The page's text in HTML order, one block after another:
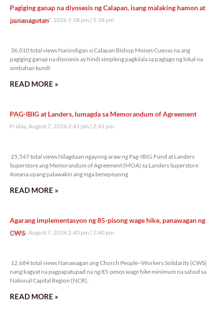
Pagiging ganap na diyosesis ng Calapan, isang malaking hamon at
pananagutan
Friday, August 7, 2026 5:18 pm 5:18 pm
36,010 total views Nanindigan si Calapan Bishop Moises Cuevas na ang
pagiging ganap na diyosesis ay hindi simpleng pagkilala sa paglago ng lokal na
simbahan kundi
READ MORE »
PAG-IBIG at Landers, lumagda sa Memorandum of Agreement
Friday, August 7, 2026 2:41 pm 2:41 pm
25,547 total views Nilagdaan ngayong araw ng Pag-IBIG Fund at Landers
Superstore ang Memorandum of Agreement (MOA) sa Landers Superstore
Aseana upang palawakin ang mga benepisyong
READ MORE »
Agarang implementasyon ng 85-pisong wage hike, panawagan ng
CWS
Friday, August 7, 2026 2:40 pm 2:40 pm
12,684 total views Nanawagan ang Church People–Workers Solidarity (CWS)
nang kagyat na pagpapatupad na ng 85-pesos wage hike minimum na sahod sa
National Capital Region (NCR),
READ MORE »